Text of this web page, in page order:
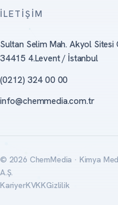
İLETIŞIM
Sultan Selim Mah. Akyol Sitesi
34415 4.Levent / İstanbul
(0212) 324 00 00
info@chemmedia.com.tr
© 2026 ChemMedia · Kimya
A.Ş.
KariyerKVKKGizlilik